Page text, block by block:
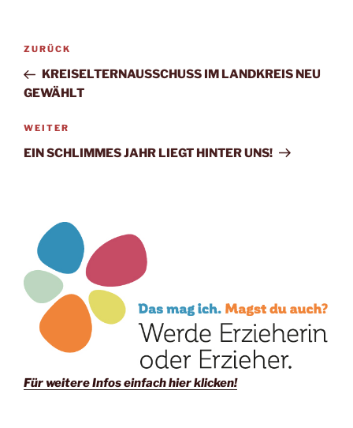
Beitragsnavigation
Vorheriger
Beitrag
ZURÜCK
KREISELTERNAUSSCHUSS IM LANDKREIS NEU
GEWÄHLT
Nächster
Beitrag
WEITER
EIN SCHLIMMES JAHR LIEGT HINTER UNS!
Für weitere Infos einfach hier klicken!